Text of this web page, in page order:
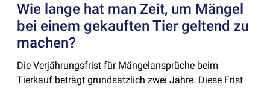
Wie lange hat man Zeit, um Mängel
bei einem gekauften Tier geltend zu
machen?
Die Verjährungsfrist für Mängelansprüche beim
Tierkauf beträgt grundsätzlich zwei Jahre. Diese Frist